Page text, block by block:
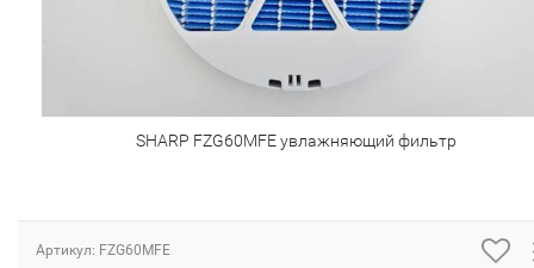
SHARP FZG60MFE увлажняющий фильтр
Артикул: FZG60MFE